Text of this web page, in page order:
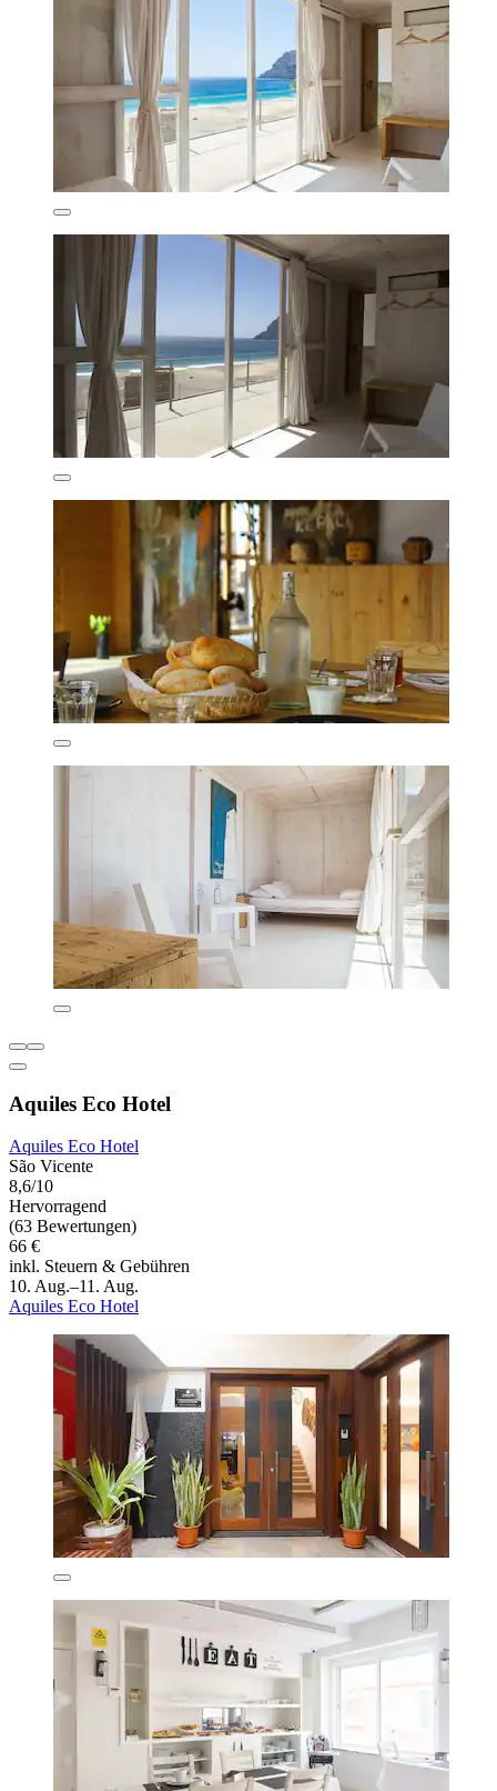
Aquiles Eco Hotel
Aquiles Eco Hotel
São Vicente
8,6/10
Hervorragend
(63 Bewertungen)
66 €
inkl. Steuern & Gebühren
10. Aug.–11. Aug.
Aquiles Eco Hotel